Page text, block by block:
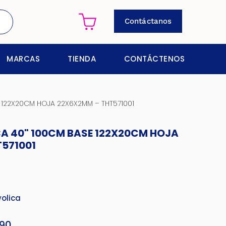
Contáctanos
MARCAS TIENDA CONTÁCTENOS
HOJA 22X6X2MM – THT571001
40" 100CM BASE 122X20CM HOJA